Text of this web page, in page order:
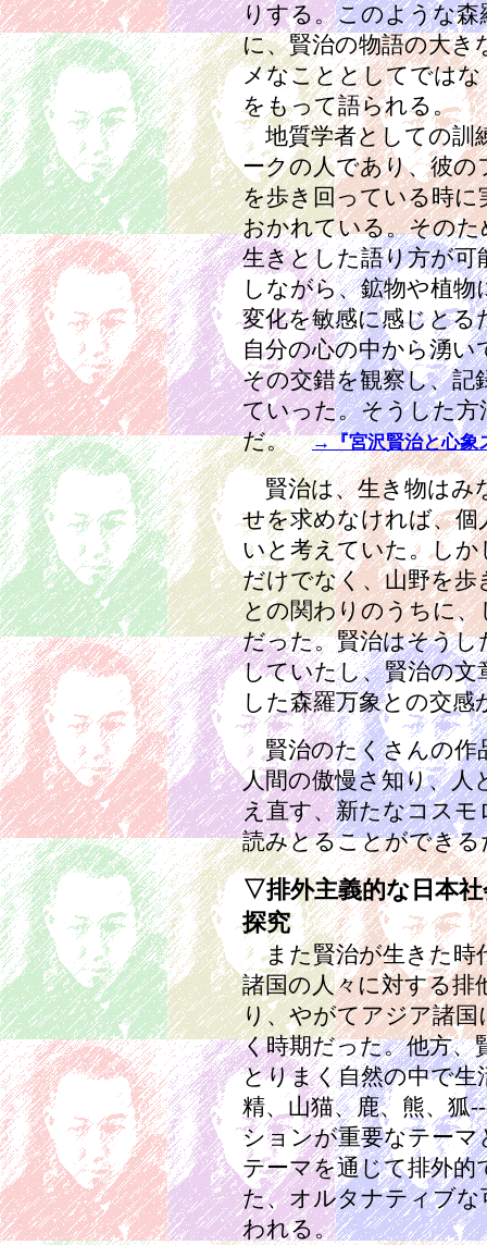
りする。このような
に、賢治の物語の大
メなこととしてでは
をもって語られる。
地質学者としての訓
ークの人であり、彼の
を歩き回っている時
おかれている。その
生きとした語り方が
しながら、鉱物や植
変化を敏感に感じと
自分の心の中から湧
その交錯を観察し、
ていった。そうした
だ。→『宮沢賢治と心象
賢治は、生き物はみ
せを求めなければ、
いと考えていた。し
だけでなく、山野を歩
との関わりのうちに
だった。賢治はそう
していたし、賢治の文
した森羅万象との交
賢治のたくさんの作
人間の傲慢さ知り、人
え直す、新たなコス
読みとることができる
▽排外主義的な日本
探究
また賢治が生きた時
諸国の人々に対する排
り、やがてアジア諸
く時期だった。他方、
とりまく自然の中で生
精、山猫、鹿、熊、狐
ションが重要なテー
テーマを通じて排外的
た、オルタナティブ
われる。